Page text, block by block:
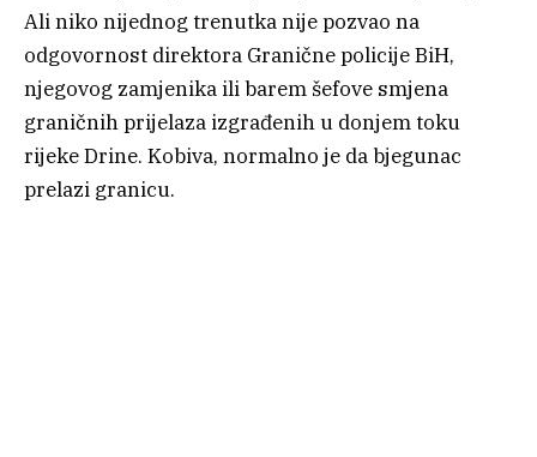
Ali niko nijednog trenutka nije pozvao na
odgovornost direktora Granične policije BiH,
njegovog zamjenika ili barem šefove smjena
graničnih prijelaza izgrađenih u donjem toku
rijeke Drine. Kobiva, normalno je da bjegunac
prelazi granicu.